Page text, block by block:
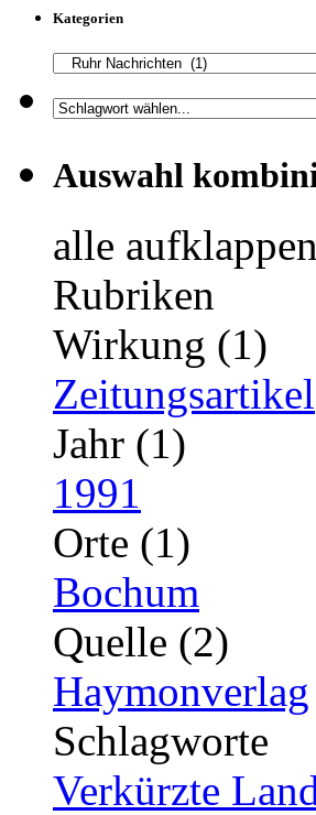
Kategorien
Auswahl
alle aufklappen
Rubriken
Wirkung (1)
Zeitungsartikel
Jahr (1)
1991
Orte (1)
Bochum
Quelle (2)
Haymonverlag
Schlagworte
Verkürzte